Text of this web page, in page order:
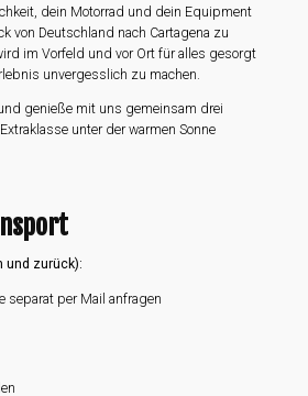
dein Motorrad und dein Equipment
von Deutschland nach Cartagena zu
im Vorfeld und vor Ort für alles gesorgt
unvergesslich zu machen.
genieße mit uns gemeinsam drei
unter der warmen Sonne
und zurück):
separat per Mail anfragen